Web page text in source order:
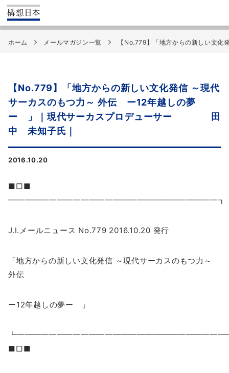
ホーム メールマガジン一覧 【No.779】「地方からの新しい
【No.779】「地方からの新しい文化発信 ～現代
サーカスのもつ力～ 外伝 ー12年越しの夢
ー 」｜現代サーカスプロデューサー 田
中 未知子氏｜
2016.10.20
■□■
━━━━━━━━━━━━━━━━━━━━━━━━━━┓
J.I.メールニュース No.779 2016.10.20 発行
「地方からの新しい文化発信 ～現代サーカスのもつ力～
外伝
ー12年越しの夢ー 」
■□■